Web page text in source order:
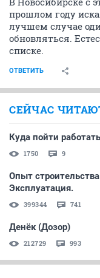
07 февраля 2015
Советы
жителям
Даже уборщицей.
ОТВЕТИТЬ
Alippa
специальности
ОТВЕТИТЬ
guru
05 марта 2015